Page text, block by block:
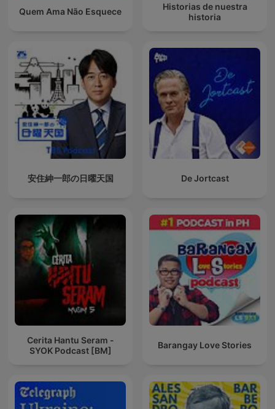
Quem Ama Não Esquece
Historias de nuestra
historia
安住紳一郎の日曜天国 De Jortcast
Cerita Hantu Seram -
SYOK Podcast [BM]
Barangay Love Stories